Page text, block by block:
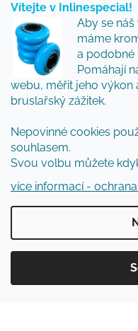
Vítejte v Inlinespecial!
Aby se
máme
a podobné
Pomáhají
webu, měřit jeho výkon
bruslařský zážitek.
Nepovinné cookies
souhlasem.
Svou volbu můžete
více informací -
Vložte svůj e-mail a
o nových produktech
Přidejte se k nám a my
novinky a tipy.
E-mail
Vložením e-mailu
ochrany osobních
PŘIHLÁSIT SE
vyhrazena.